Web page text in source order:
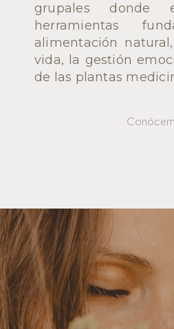
grupales donde
herramientas
alimentación
vida, la gestión
de las plantas